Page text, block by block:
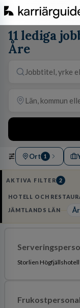
11 lediga
Åre
Ort 1
AKTIVA FILTER 2
HOTELL OCH
JÄMTLANDS LÄN
Storlien Högfjällshotell
Frukostpersonal